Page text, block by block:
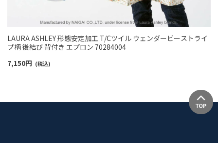
LAURA ASHLEY 形態安定加工 T/Cツイル ウェンダービーストライ
プ柄 後結び 背付き エプロン 70284004
7,150円 (税込)